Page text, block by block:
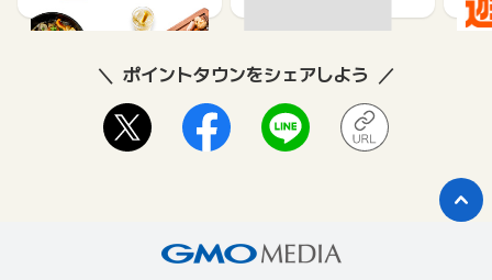
ポイントタウンをシェアしよう